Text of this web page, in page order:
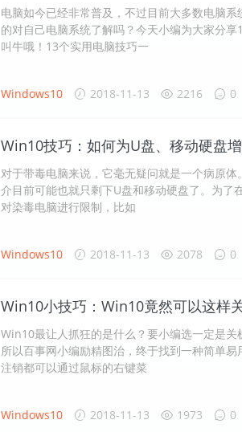
电脑如今已经非常普及，不过目前大多数电脑
的对自己电脑系统了解吗？今天小编为大家分
叫牛哦！13个实用电脑技巧一
Windows10 2018-11-13 2216 0
Win10技巧：如何为U盘、移动硬盘增
对于带毒电脑来说，它毫无疑问就是一个病原
介目前可能也就只剩下U盘和移动硬盘了。为了
对染毒电脑进行限制，比如
Windows10 2018-11-13 2078 0
Win10小技巧：Win10竟然可以这样
Win10最让人抓狂的是什么？要小编选一定是关
所以百事网小编励精图治，终于找到一种简单易
注销都可以通过鼠标的右键菜
Windows10 2018-11-13 1973 0